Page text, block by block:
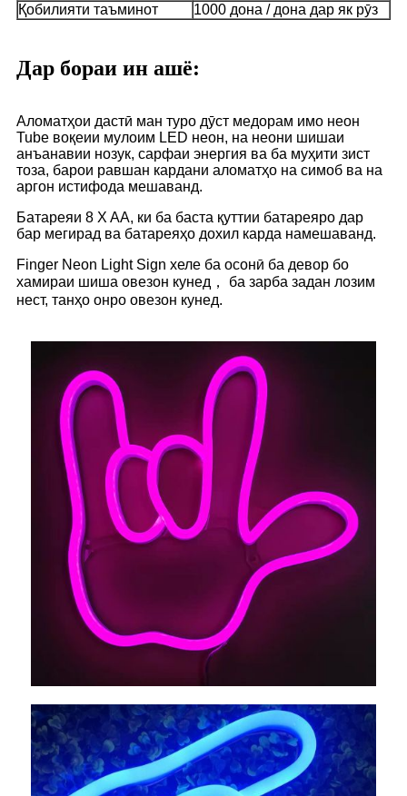
Қобилияти таъминот
1000 дона / дона дар як рӯз
Дар бораи ин ашё:
Аломатҳои дастӣ ман туро дӯст медорам имо неон
Tube воқеии мулоим LED неон, на неони шишаи
анъанавии нозук, сарфаи энергия ва ба муҳити зист
тоза, барои равшан кардани аломатҳо на симоб ва на
аргон истифода мешаванд.
Батареяи 8 X AA, ки ба баста қуттии батареяро дар
бар мегирад ва батареяҳо дохил карда намешаванд.
Finger Neon Light Sign хеле ба осонӣ ба девор бо
хамираи шиша овезон кунед， ба зарба задан лозим
нест, танҳо онро овезон кунед.